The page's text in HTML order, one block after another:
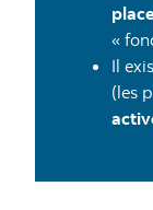
«
Il
(les